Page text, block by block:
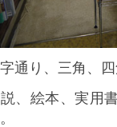
通り、三角、
、絵本、実用